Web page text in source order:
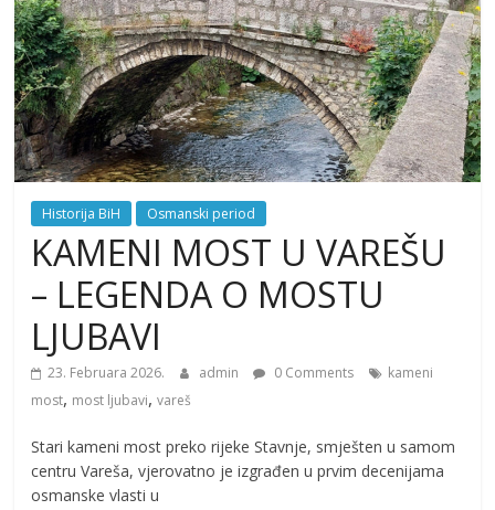
Historija BiH Osmanski period
KAMENI MOST U VAREŠU
– LEGENDA O MOSTU
LJUBAVI
23. Februara 2026. admin 0 Comments
kameni
most, most ljubavi,vareš
Stari kameni most preko rijeke Stavnje, smješten u samom
centru Vareša, vjerovatno je izgrađen u prvim decenijama
osmanske vlasti u